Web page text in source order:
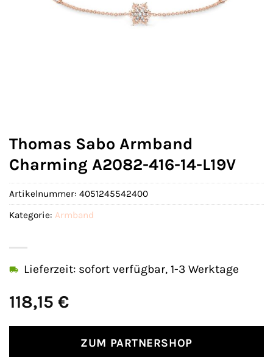
Thomas Sabo Armband
Charming A2082-416-14-L19V
118,15 €
Lieferzeit: sofort verfügbar, 1-3 Werktage
ZUM PARTNERSHOP
Artikelnummer: 4051245542400
Kategorie: Armband